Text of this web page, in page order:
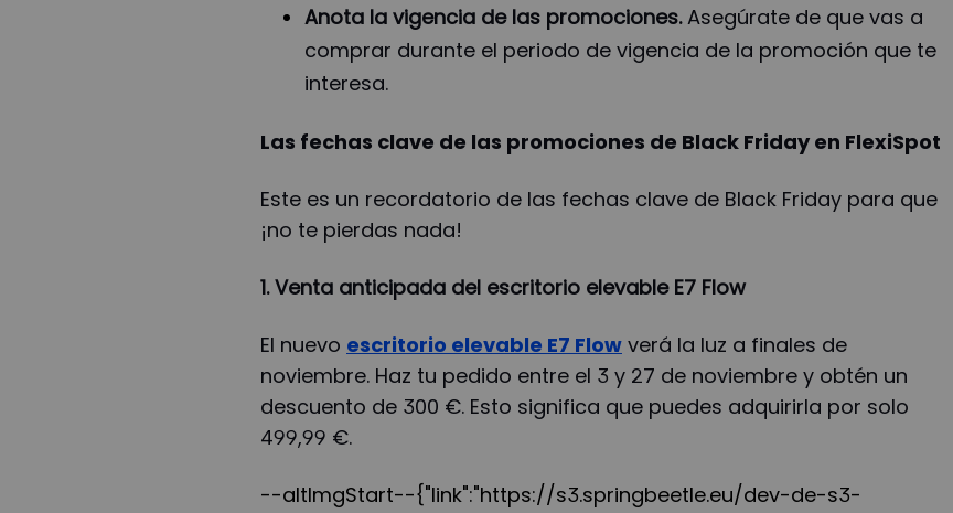
Anota la vigencia de las promociones.Asegúrate de que vas a
comprar durante el periodo de vigencia de la promoción que te
interesa.
Las fechas clave de las promociones de Black Friday en FlexiSpot
Este es un recordatorio de las fechas clave de Black Friday para que
¡no te pierdas nada!
1. Venta anticipada del escritorio elevable E7 Flow
El nuevo escritorio elevable E7 Flow verá la luz a finales de
noviembre. Haz tu pedido entre el 3 y 27 de noviembre y obtén un
descuento de 300 €. Esto significa que puedes adquirirla por solo
499,99 €.
--altImgStart--{"link":"https://s3.springbeetle.eu/dev-de-s3-